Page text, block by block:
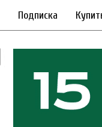
Подписка